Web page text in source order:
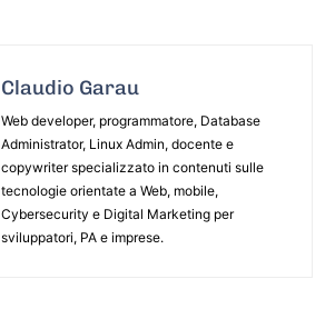
Claudio Garau
Web developer, programmatore, Database
Administrator, Linux Admin, docente e
copywriter specializzato in contenuti sulle
tecnologie orientate a Web, mobile,
Cybersecurity e Digital Marketing per
sviluppatori, PA e imprese.